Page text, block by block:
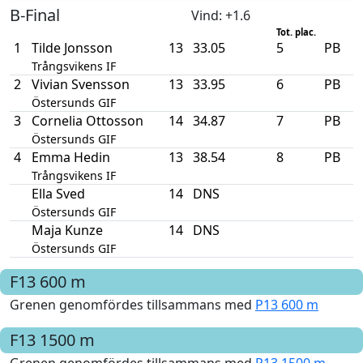
B-Final Vind: +1.6
Tot. plac.
1 Tilde Jonsson
Trångsvikens IF
13 33.05 5 PB
2 Vivian Svensson
Östersunds GIF
13 33.95 6 PB
3 Cornelia Ottosson
Östersunds GIF
14 34.87 7 PB
4 Emma Hedin
Trångsvikens IF
13 38.54 8 PB
Ella Sved
Östersunds GIF
14 DNS
Maja Kunze
Östersunds GIF
14 DNS
F13 600 m
Grenen genomfördes tillsammans med P13 600 m
F13 1500 m